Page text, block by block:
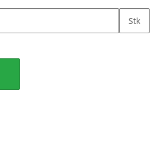
Stk